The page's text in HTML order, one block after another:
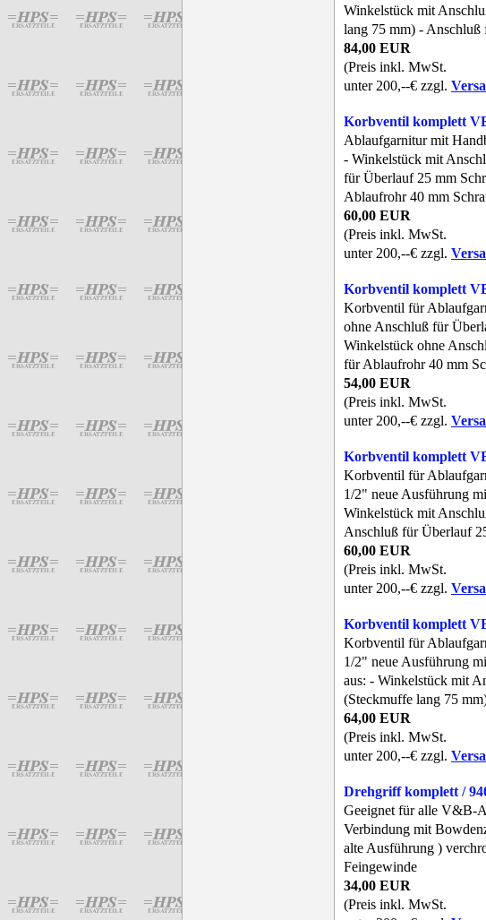
Winkelstück mit
lang 75 mm) -
84,00 EUR
(Preis inkl. MwSt.
unter 200,--€ zzgl.
Korbventil komplett
Ablaufgarnitur mit
- Winkelstück mit
für Überlauf 25 mm
Ablaufrohr 40 mm
60,00 EUR
(Preis inkl. MwSt.
unter 200,--€ zzgl.
Korbventil komplett
Korbventil für
ohne Anschluß für
Winkelstück ohne
für Ablaufrohr 40 mm
54,00 EUR
(Preis inkl. MwSt.
unter 200,--€ zzgl.
Korbventil komplett
Korbventil für
1/2" neue Ausführung
Winkelstück mit
Anschluß für Überlauf
60,00 EUR
(Preis inkl. MwSt.
unter 200,--€ zzgl.
Korbventil komplett
Korbventil für
1/2" neue Ausführung
aus: - Winkelstück mit
(Steckmuffe lang 75
64,00 EUR
(Preis inkl. MwSt.
unter 200,--€ zzgl.
Drehgriff komplett /
Geeignet für alle V&B-
Verbindung mit
alte Ausführung )
Feingewinde
34,00 EUR
(Preis inkl. MwSt.